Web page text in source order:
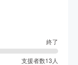
終了
支援者数13 人